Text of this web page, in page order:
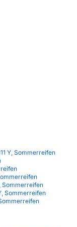
Y, Sommerreifen
Sommerreifen
Sommerreifen